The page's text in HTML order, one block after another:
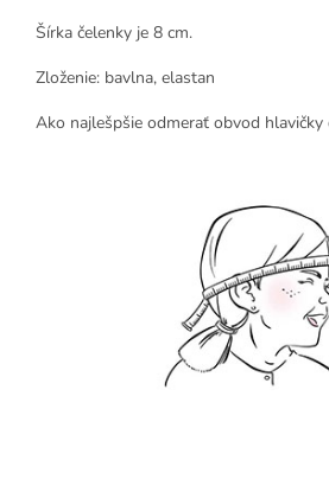
Šírka čelenky je 8 cm.
Zloženie: bavlna, elastan
Ako najlešpšie odmerať obvod hlavičky